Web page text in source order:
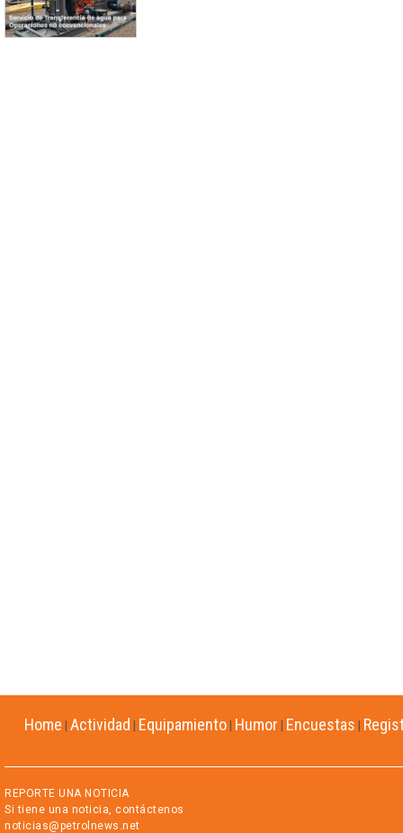
Home Actividad Equipamiento Humor Encuestas
REPORTE UNA NOTICIA
Si tiene una noticia, contáctenos
noticias@petrolnews.net